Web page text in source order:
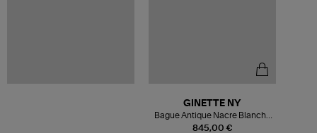
845,00 €
GINETTE NY
Bague Antique Nacre Blanche
Or Rose